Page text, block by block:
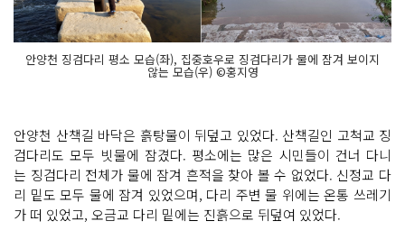
안양천 징검다리 평소 모습(좌), 집중호우로 징검다리가 물에 잠겨 보이지
않는 모습(우) ©홍지영
안양천 산책길 바닥은 흙탕물이 뒤덮고 있었다. 산책길인 고척교 징
검다리도 모두 빗물에 잠겼다. 평소에는 많은 시민들이 건너 다니
는 징검다리 전체가 물에 잠겨 흔적을 찾아 볼 수 없었다. 신정교 다
리 밑도 모두 물에 잠겨 있었으며, 다리 주변 물 위에는 온통 쓰레기
가 떠 있었고, 오금교 다리 밑에는 진흙으로 뒤덮여 있었다.